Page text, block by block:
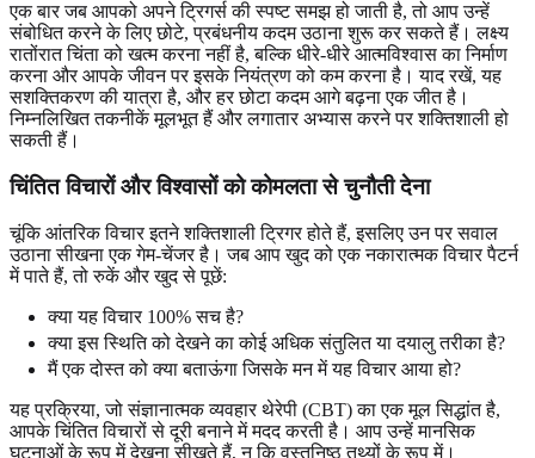
एक बार जब आपको अपने ट्रिगर्स की स्पष्ट समझ हो जाती है, तो आप उन्हें
संबोधित करने के लिए छोटे, प्रबंधनीय कदम उठाना शुरू कर सकते हैं। लक्ष्य
रातोंरात चिंता को खत्म करना नहीं है, बल्कि धीरे-धीरे आत्मविश्वास का निर्माण
करना और आपके जीवन पर इसके नियंत्रण को कम करना है। याद रखें, यह
सशक्तिकरण की यात्रा है, और हर छोटा कदम आगे बढ़ना एक जीत है।
निम्नलिखित तकनीकें मूलभूत हैं और लगातार अभ्यास करने पर शक्तिशाली हो
सकती हैं।
चिंतित विचारों और विश्वासों को कोमलता से चुनौती देना
चूंकि आंतरिक विचार इतने शक्तिशाली ट्रिगर होते हैं, इसलिए उन पर सवाल
उठाना सीखना एक गेम-चेंजर है। जब आप खुद को एक नकारात्मक विचार पैटर्न
में पाते हैं, तो रुकें और खुद से पूछें:
क्या यह विचार 100% सच है?
क्या इस स्थिति को देखने का कोई अधिक संतुलित या दयालु तरीका है?
मैं एक दोस्त को क्या बताऊंगा जिसके मन में यह विचार आया हो?
यह प्रक्रिया, जो संज्ञानात्मक व्यवहार थेरेपी (CBT) का एक मूल सिद्धांत है,
आपके चिंतित विचारों से दूरी बनाने में मदद करती है। आप उन्हें मानसिक
घटनाओं के रूप में देखना सीखते हैं, न कि वस्तुनिष्ठ तथ्यों के रूप में।